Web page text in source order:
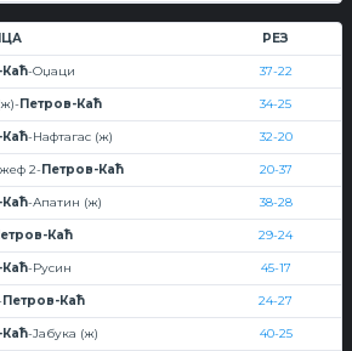
РЕЗ
-Оџаци 37-22
Петров-Каћ 34-25
-Нафтагас (ж) 32-20
2-Петров-Каћ 20-37
-Апатин (ж) 38-28
Каћ 29-24
-Русин 45-17
Петров-Каћ 24-27
-Јабука (ж) 40-25